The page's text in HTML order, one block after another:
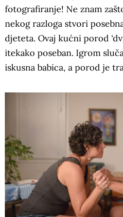
fotografiranje! Ne znam
nekog razloga stvori
djeteta. Ovaj kućni porod
itekako poseban. Igrom
iskusna babica, a porod je